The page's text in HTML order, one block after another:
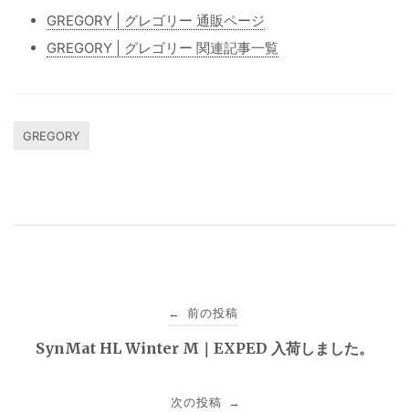
GREGORY | グレゴリー 通販ページ
GREGORY | グレゴリー 関連記事一覧
GREGORY
← 前の投稿
SynMat HL Winter M｜EXPED 入荷しました。
次の投稿 →